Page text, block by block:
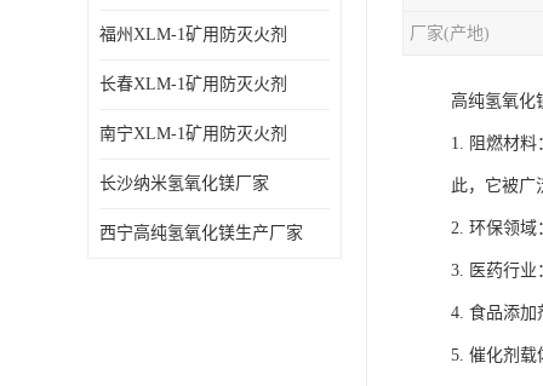
福州XLM-1矿用防灭火剂
长春XLM-1矿用防灭火剂
南宁XLM-1矿用防灭火剂
长沙纳米氢氧化镁厂家
西宁高纯氢氧化镁生产厂家
厂家(产地)
高纯氢氧化
1. 阻燃材料
此，它被广
2. 环保领域
3. 医药行业
4. 食品添加
5. 催化剂载